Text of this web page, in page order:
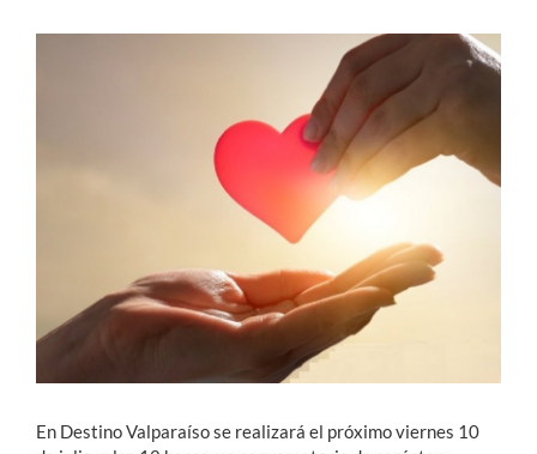
En Destino Valparaíso se realizará el próximo viernes 10